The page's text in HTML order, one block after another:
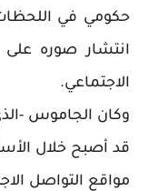
حكومي في
انتشار صوره
الاجتماعي.
وكان الجاموس -
قد أصبح خلال
مواقع التواصل